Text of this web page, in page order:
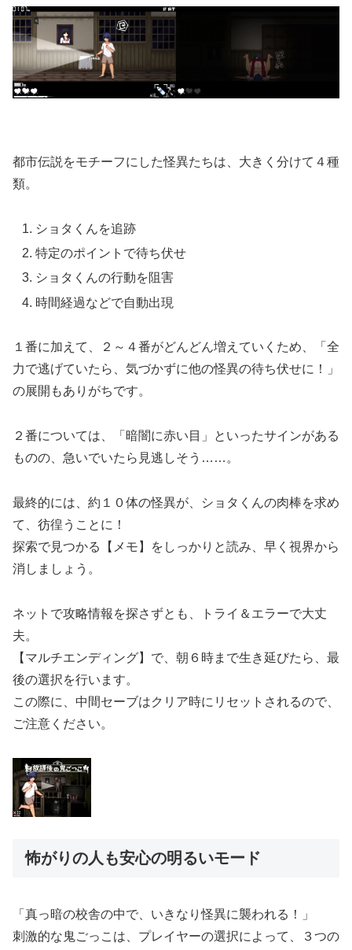
都市伝説をモチーフにした怪異たちは、大きく分けて４種
類。
ショタくんを追跡
特定のポイントで待ち伏せ
ショタくんの行動を阻害
時間経過などで自動出現
１番に加えて、２～４番がどんどん増えていくため、「全
力で逃げていたら、気づかずに他の怪異の待ち伏せに！」
の展開もありがちです。
２番については、「暗闇に赤い目」といったサインがある
ものの、急いでいたら見逃しそう……。
最終的には、約１０体の怪異が、ショタくんの肉棒を求め
て、彷徨うことに！
探索で見つかる【メモ】をしっかりと読み、早く視界から
消しましょう。
ネットで攻略情報を探さずとも、トライ＆エラーで大丈
夫。
【マルチエンディング】で、朝６時まで生き延びたら、最
後の選択を行います。
この際に、中間セーブはクリア時にリセットされるので、
ご注意ください。
怖がりの人も安心の明るいモード
「真っ暗の校舎の中で、いきなり怪異に襲われる！」
刺激的な鬼ごっこは、プレイヤーの選択によって、３つの